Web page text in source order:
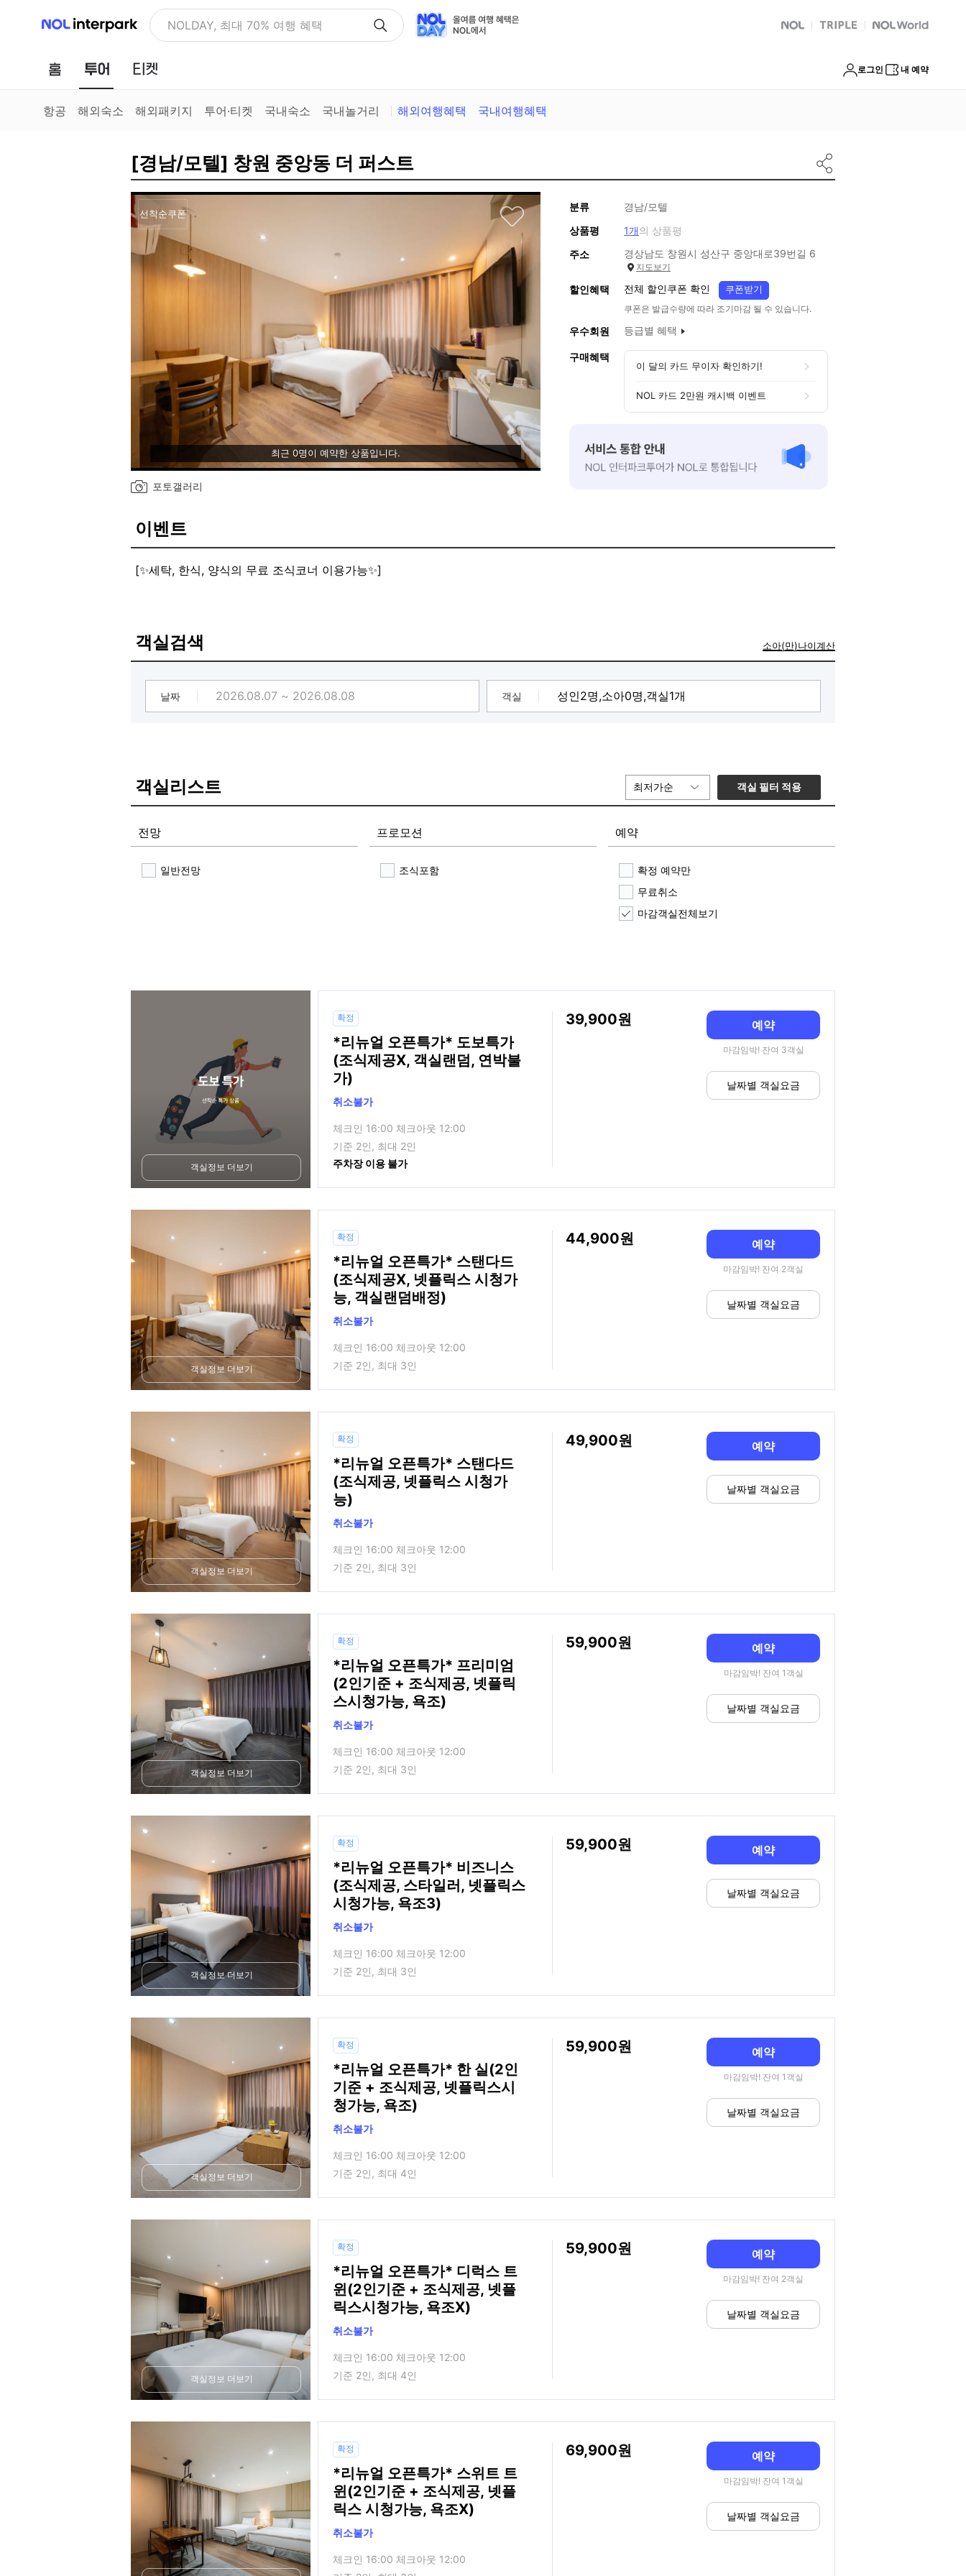
NOL 인터파크 NOLDAY, 최대 70% 여행 혜택 NOL 트리플 Global Interpark
홈 투어 로그인 내 예약
항공 해외숙소 해외패키지 투어·티켓 국내숙소 국내놀거리 해외여행혜택 국내여행혜택
[경남/모텔] 창원 중앙동 더 퍼스트
선착순쿠폰
최근 0명이 예약한 상품입니다.
포토갤러리
분류
경남/모텔
상품평
1개의 상품평
주소
경상남도 창원시 성산구 중앙대로39번길 6
지도보기
할인혜택 전체 할인쿠폰 확인 쿠폰받기
쿠폰은 발급수량에 따라 조기마감 될 수 있습니다.
우수회원 등급별 혜택
구매혜택
이 달의 카드 무이자 확인하기!
NOL 카드 2만원 캐시백 이벤트
이벤트
[✨세탁, 한식, 양식의 무료 조식코너 이용가능✨]
객실검색 소아(만)나이계산
날짜 객실
객실리스트 최저가순 객실 필터 적용
전망
일반전망
프로모션
조식포함
예약
확정 예약만
무료취소
마감객실전체보기
객실정보 더보기
확정
*리뉴얼 오픈특가* 도보특가
(조식제공X, 객실랜덤, 연박불
가)
취소불가
체크인 16:00 체크아웃 12:00
기준 2인, 최대 2인
주차장 이용 불가
39,900 예약
마감임박! 잔여 3객실
날짜별 객실요금
객실정보 더보기
확정
*리뉴얼 오픈특가* 스탠다드
(조식제공X, 넷플릭스 시청가
능, 객실랜덤배정)
취소불가
체크인 16:00 체크아웃 12:00
기준 2인, 최대 3인
44,900 예약
마감임박! 잔여 2객실
날짜별 객실요금
객실정보 더보기
확정
*리뉴얼 오픈특가* 스탠다드
(조식제공, 넷플릭스 시청가
능)
취소불가
체크인 16:00 체크아웃 12:00
기준 2인, 최대 3인
49,900 예약
날짜별 객실요금
객실정보 더보기
확정
*리뉴얼 오픈특가* 프리미엄
(2인기준 + 조식제공, 넷플릭
스시청가능, 욕조)
취소불가
체크인 16:00 체크아웃 12:00
기준 2인, 최대 3인
59,900 예약
마감임박! 잔여 1객실
날짜별 객실요금
객실정보 더보기
확정
*리뉴얼 오픈특가* 비즈니스
(조식제공, 스타일러, 넷플릭스
시청가능, 욕조3)
취소불가
체크인 16:00 체크아웃 12:00
기준 2인, 최대 3인
59,900 예약
날짜별 객실요금
객실정보 더보기
확정
*리뉴얼 오픈특가* 한 실(2인
기준 + 조식제공, 넷플릭스시
청가능, 욕조)
취소불가
체크인 16:00 체크아웃 12:00
기준 2인, 최대 4인
59,900 예약
마감임박! 잔여 1객실
날짜별 객실요금
객실정보 더보기
확정
*리뉴얼 오픈특가* 디럭스 트
윈(2인기준 + 조식제공, 넷플
릭스시청가능, 욕조X)
취소불가
체크인 16:00 체크아웃 12:00
기준 2인, 최대 4인
59,900 예약
마감임박! 잔여 2객실
날짜별 객실요금
확정
*리뉴얼 오픈특가* 스위트 트
윈(2인기준 + 조식제공, 넷플
릭스 시청가능, 욕조X)
취소불가
체크인 16:00 체크아웃 12:00
69,900 예약
마감임박! 잔여 1객실
날짜별 객실요금